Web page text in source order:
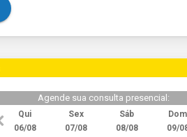
Agende sua consulta presencial:
Qui
06/08
Sex
07/08
Sáb
08/08
Dom
09/